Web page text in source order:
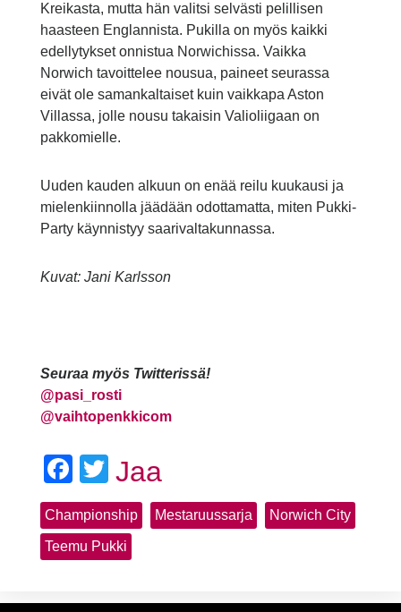
Kreikasta, mutta hän valitsi selvästi pelillisen
haasteen Englannista. Pukilla on myös kaikki
edellytykset onnistua Norwichissa. Vaikka
Norwich tavoittelee nousua, paineet seurassa
eivät ole samankaltaiset kuin vaikkapa Aston
Villassa, jolle nousu takaisin Valioliigaan on
pakkomielle.
Uuden kauden alkuun on enää reilu kuukausi ja
mielenkiinnolla jäädään odottamatta, miten Pukki-
Party käynnistyy saarivaltakunnassa.
Kuvat: Jani Karlsson
Seuraa myös Twitterissä!
@pasi_rosti
@vaihtopenkkicom
Facebook
Twitter
Jaa
Championship Mestaruussarja Norwich City
Teemu Pukki